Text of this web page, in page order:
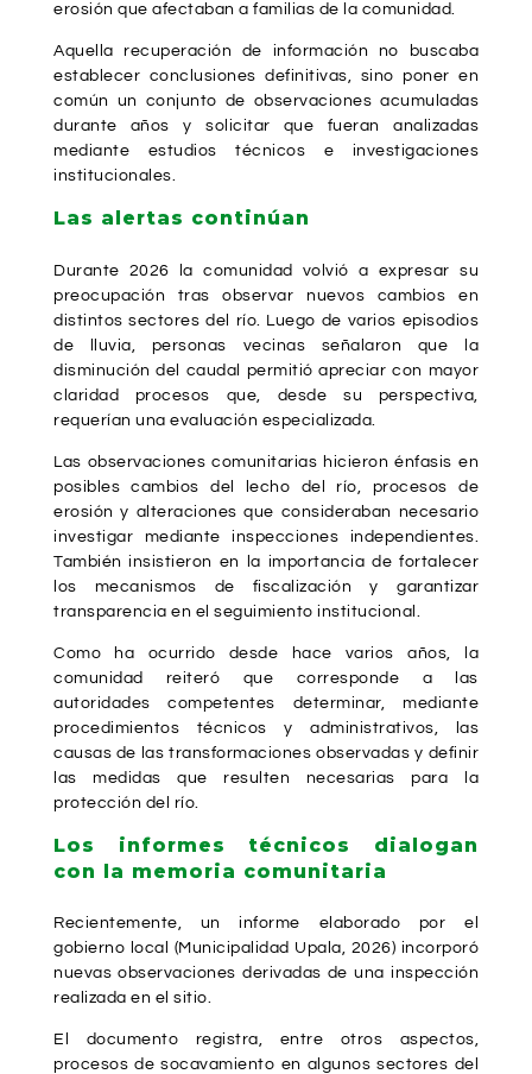
erosión que afectaban a familias de la comunidad.
Aquella recuperación de información no buscaba
establecer conclusiones definitivas, sino poner en
común un conjunto de observaciones acumuladas
durante años y solicitar que fueran analizadas
mediante estudios técnicos e investigaciones
institucionales.
Las alertas continúan
Durante 2026 la comunidad volvió a expresar su
preocupación tras observar nuevos cambios en
distintos sectores del río. Luego de varios episodios
de lluvia, personas vecinas señalaron que la
disminución del caudal permitió apreciar con mayor
claridad procesos que, desde su perspectiva,
requerían una evaluación especializada.
Las observaciones comunitarias hicieron énfasis en
posibles cambios del lecho del río, procesos de
erosión y alteraciones que consideraban necesario
investigar mediante inspecciones independientes.
También insistieron en la importancia de fortalecer
los mecanismos de fiscalización y garantizar
transparencia en el seguimiento institucional.
Como ha ocurrido desde hace varios años, la
comunidad reiteró que corresponde a las
autoridades competentes determinar, mediante
procedimientos técnicos y administrativos, las
causas de las transformaciones observadas y definir
las medidas que resulten necesarias para la
protección del río.
Los informes técnicos dialogan
con la memoria comunitaria
Recientemente, un informe elaborado por el
gobierno local (Municipalidad Upala, 2026) incorporó
nuevas observaciones derivadas de una inspección
realizada en el sitio.
El documento registra, entre otros aspectos,
procesos de socavamiento en algunos sectores del